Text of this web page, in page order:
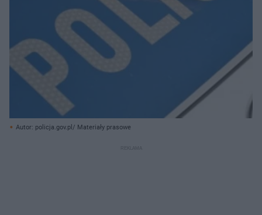
Autor: policja.gov.pl/ Materiały prasowe